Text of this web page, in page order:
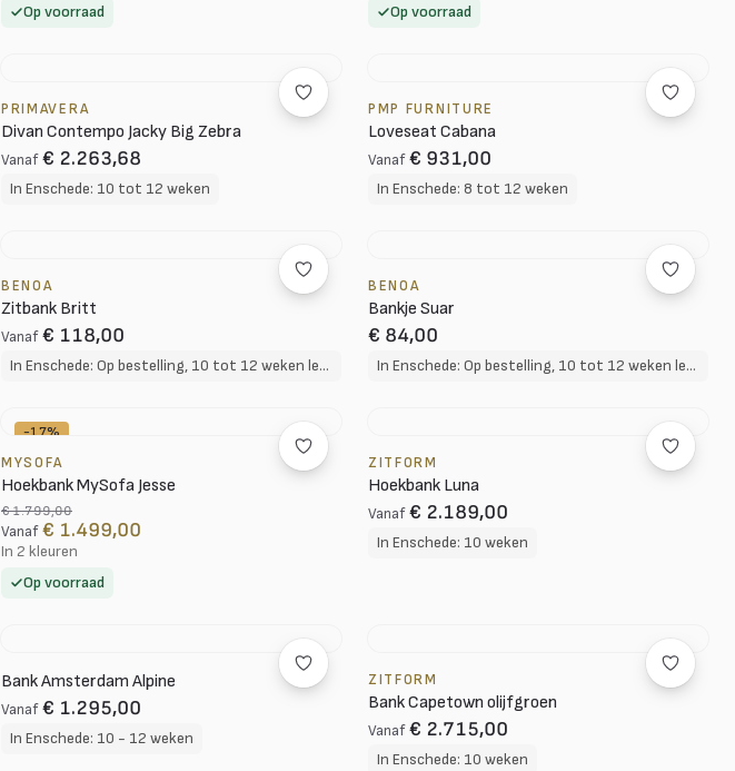
Op voorraad Op voorraad
PRIMAVERA
Divan Contempo Jacky Big Zebra
Vanaf € 2.263,68
In Enschede: 10 tot 12 weken
PMP FURNITURE
Loveseat Cabana
Vanaf € 931,00
In Enschede: 8 tot 12 weken
BENOA
Zitbank Britt
Vanaf € 118,00
In Enschede: Op bestelling, 10 tot 12 weken levertijd
BENOA
Bankje Suar
€ 84,00
In Enschede: Op bestelling, 10 tot 12 weken levertijd
-17%
MYSOFA
Hoekbank MySofa Jesse
€ 1.799,00
Vanaf € 1.499,00
In 2 kleuren
Op voorraad
ZITFORM
Hoekbank Luna
Vanaf € 2.189,00
In Enschede: 10 weken
Bank Amsterdam Alpine
Vanaf € 1.295,00
In Enschede: 10 - 12 weken
ZITFORM
Bank Capetown olijfgroen
Vanaf € 2.715,00
In Enschede: 10 weken